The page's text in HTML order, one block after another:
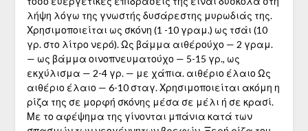
λήψη λόγω της γνωστής δυσάρεστης μυρω­διάς της.
Χρησιμοποιείται ως σκόνη (1 -10 γραμ.) ως τσάι (10
γρ. στο λίτρο νερό). Ως βάμμα αιθέρούχο — 2 γραμ.
— ως βάμμα οινοπνευματούχο — 5-15 γρ., ως
εκχύλισμα — 2-4 γρ. — με χάπια. αιθέριο έλαιο Ως
αιθέριο έλαιο — 6-10 σταγ. Χρησιμοποιείται ακόμη η
ρίζα της σε μορφή σκόνης μέσα σε μέλι ή σε κρασί.
Με το αφέψημα της γίνονται μπάνια κατά των